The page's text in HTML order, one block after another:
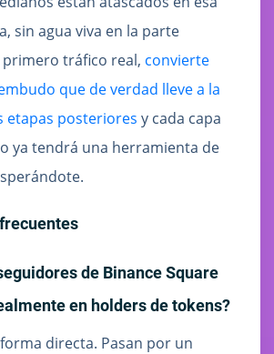
sin agua viva en la parte
tráfico real, convierte
que de verdad lleve a la
etapas posteriores y cada capa
ya tendrá una herramienta de
de Binance Square
en holders de tokens?
directa. Pasan por un